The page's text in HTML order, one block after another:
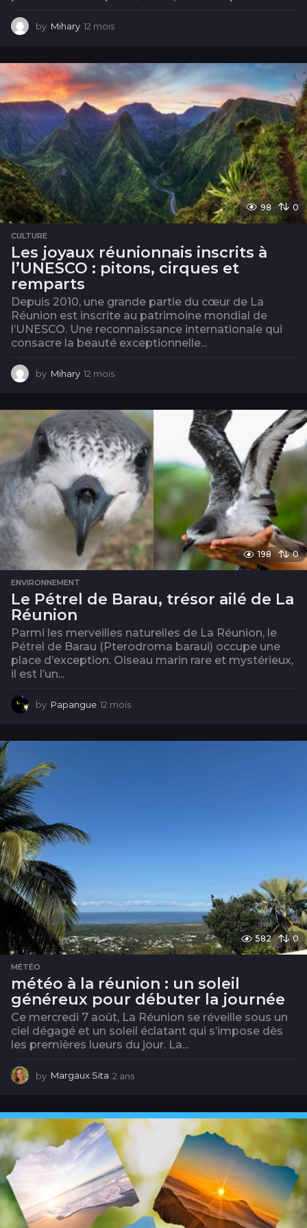
by Mihary 12 mois
o
s
98 0
CULTURE
Les joyaux réunionnais inscrits à
l’UNESCO : pitons, cirques et
remparts
Depuis 2010, une grande partie du cœur de La
Réunion est inscrite au patrimoine mondial de
l’UNESCO. Une reconnaissance internationale qui
consacre la beauté exceptionnelle...
by Mihary 12 mois
o
s
198 0
ENVIRONNEMENT
Le Pétrel de Barau, trésor ailé de La
Réunion
Parmi les merveilles naturelles de La Réunion, le
Pétrel de Barau (Pterodroma baraui) occupe une
place d’exception. Oiseau marin rare et mystérieux,
il est l’un...
by Papangue 12 mois
o
582 0
MÉTÉO
météo à la réunion : un soleil
généreux pour débuter la journée
Ce mercredi 7 août, La Réunion se réveille sous un
ciel dégagé et un soleil éclatant qui s’impose dès
les premières lueurs du jour. La...
by Margaux Sita 2 ans
s